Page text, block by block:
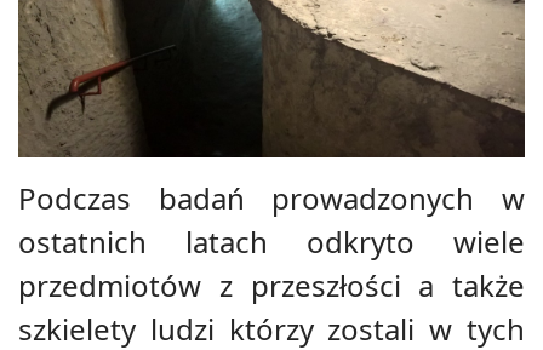
Podczas badań prowadzonych w
ostatnich latach odkryto wiele
przedmiotów z przeszłości a także
szkielety ludzi którzy zostali w tych